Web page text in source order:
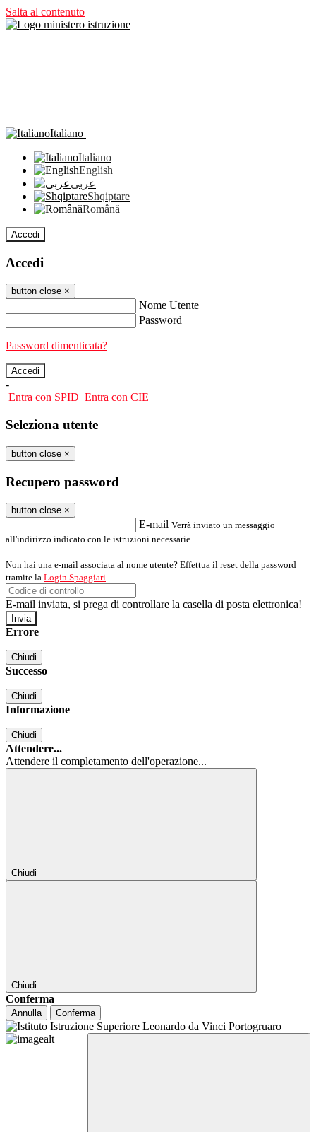
Salta al contenuto
Italiano
Italiano
English
عربى
Shqiptare
Română
Accedi
Accedi
button close ×
Nome Utente
Password
Password dimenticata?
-
Entra con SPID Entra con CIE
Seleziona utente
button close ×
Recupero password
button close ×
E-mail Verrà inviato un messaggio
all'indirizzo indicato con le istruzioni necessarie.
Non hai una e-mail associata al nome utente? Effettua il reset della password
tramite la Login Spaggiari
E-mail inviata, si prega di controllare la casella di posta elettronica!
Errore
Chiudi
Successo
Chiudi
Informazione
Chiudi
Attendere...
Attendere il completamento dell'operazione...
Chiudi
Chiudi
Conferma
Annulla Conferma